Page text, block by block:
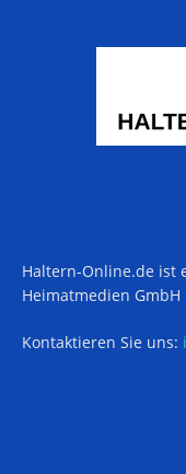
Haltern-Online.de ist
Heimatmedien GmbH
Kontaktieren Sie uns: